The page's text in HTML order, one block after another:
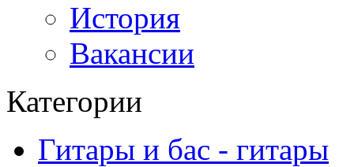
История
Вакансии
Категории
Гитары и бас - гитары